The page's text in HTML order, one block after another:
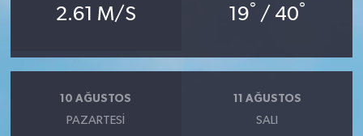
2.61 M/S 19° / 40°
10 AĞUSTOS
PAZARTESI
11 AĞUSTOS
SALI